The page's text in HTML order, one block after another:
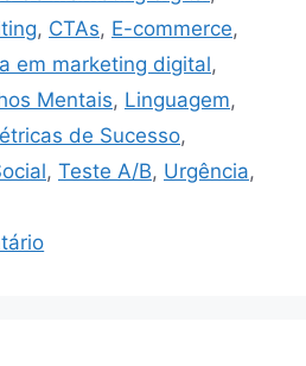
, CTAs, E-commerce,
em marketing digital,
Mentais, Linguagem,
de Sucesso,
, Teste A/B, Urgência,